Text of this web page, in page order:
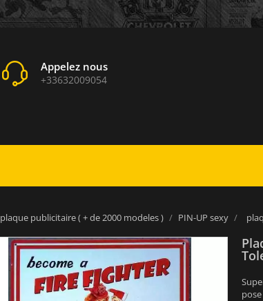
Appelez nous
+33632009054
plaque publicitaire ( + de 2000 modeles ) PIN-UP sexy